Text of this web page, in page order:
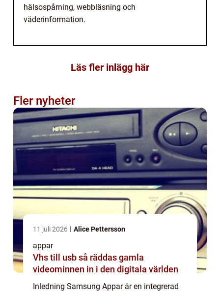
hälsospårning, webbläsning och
väderinformation.
Läs fler inlägg här
Fler nyheter
11 juli 2026 Alice Pettersson
appar
Vhs till usb så räddas gamla
videominnen in i den digitala världen
Inledning Samsung Appar är en integrerad